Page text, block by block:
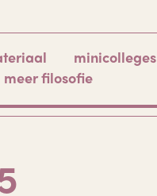
minicolleges
meer filosofie